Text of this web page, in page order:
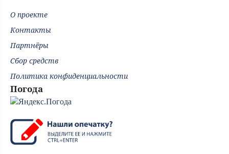
О проекте
Контакты
Партнёры
Сбор средств
Политика конфиденциальности
Погода